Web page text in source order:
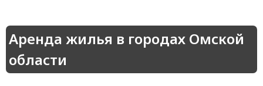
Аренда жилья в городах Омской
области